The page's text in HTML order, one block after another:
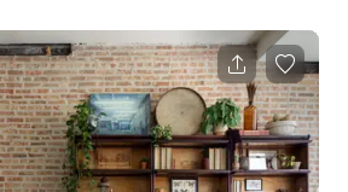
capturer des moments captivants à
ouverte en L, ornée de nombreuses
jardin pittoresque, offre un décor
inoubliables. Les trois grandes